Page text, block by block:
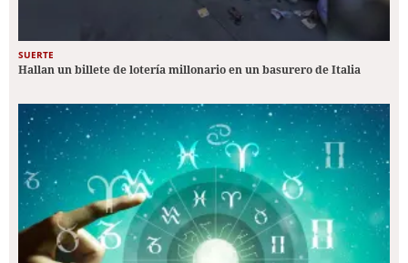
SUERTE
Hallan un billete de lotería millonario en un basurero de Italia